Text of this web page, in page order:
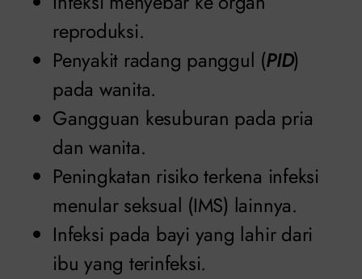
reproduksi.
Penyakit radang panggul (PID)
pada wanita.
Gangguan kesuburan pada pria
dan wanita.
Peningkatan risiko terkena infeksi
menular seksual (IMS) lainnya.
Infeksi pada bayi yang lahir dari
ibu yang terinfeksi.